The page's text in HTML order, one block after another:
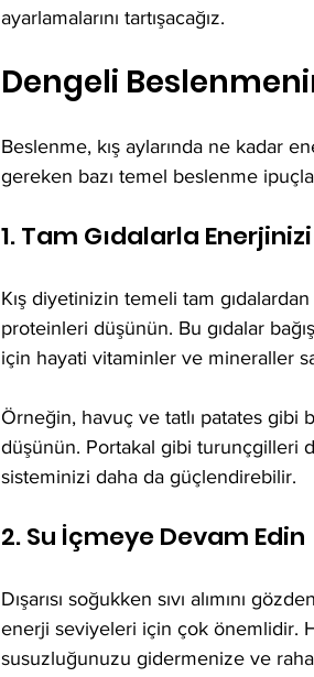
ayarlamalarını tartışacağız.
Dengeli
Beslenme, kış aylarında ne kadar
gereken bazı temel beslenme
1. Tam Gıdalarla Enerjinizi
Kış diyetinizin temeli tam
proteinleri düşünün. Bu gıdalar
için hayati vitaminler ve mineraller
Örneğin, havuç ve tatlı patates gibi
düşünün. Portakal gibi turunçgilleri
sisteminizi daha da güçlendirebilir.
2. Su İçmeye Devam Edin
Dışarısı soğukken sıvı alımını
enerji seviyeleri için çok önemlidir.
susuzluğunuzu gidermenize ve